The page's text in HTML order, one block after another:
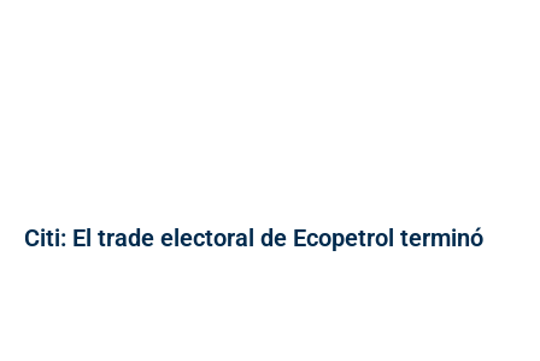
Citi: El trade electoral de Ecopetrol terminó